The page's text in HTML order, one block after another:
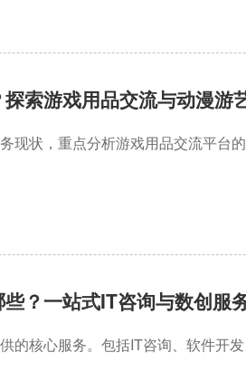
索游戏用品交流与动漫游
现状，重点分析游戏用品交流平台
？一站式IT咨询与数创服
的核心服务。包括IT咨询、软件开